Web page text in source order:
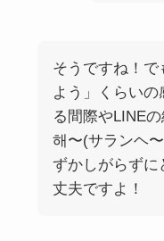
そうですね！で
よう」くらいの
る間際やLINE
해〜(サランヘ
ずかしがらずに
丈夫ですよ！